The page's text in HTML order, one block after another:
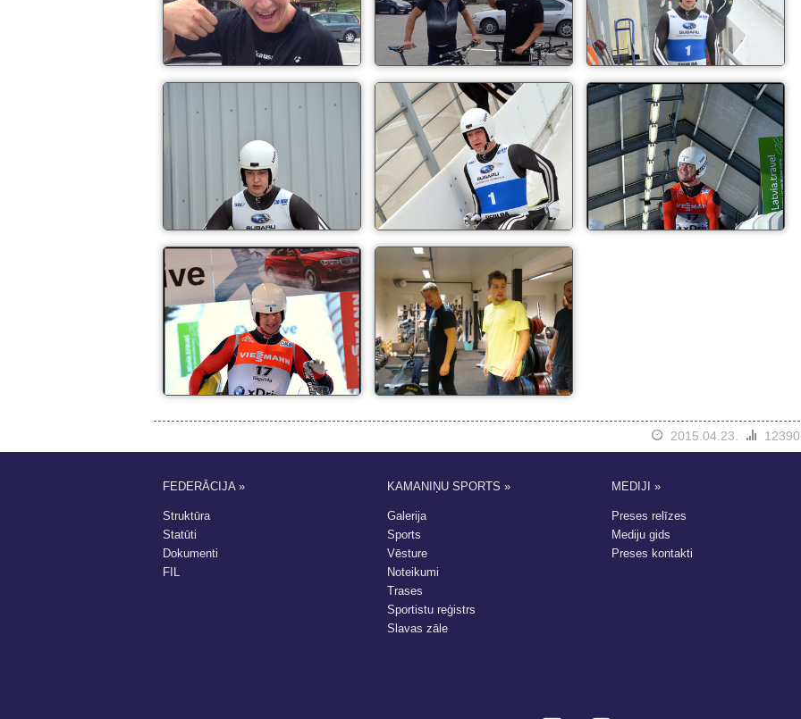
2015.04.23. 12390
FEDERĀCIJA »
Struktūra
Statūti
Dokumenti
FIL
KAMANIŅU SPORTS »
Galerija
Sports
Vēsture
Noteikumi
Trases
Sportistu reģistrs
Slavas zāle
MEDIJI »
Preses relīzes
Mediju gids
Preses kontakti